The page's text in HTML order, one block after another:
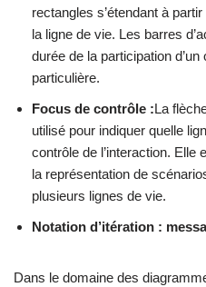
rectangles s’étendant à
la ligne de vie. Les barres
durée de la participation
particulière.
Focus de contrôle :La
utilisé pour indiquer quelle
contrôle de l’interaction. Elle
la représentation de
plusieurs lignes de vie.
Notation d’itération :
Dans le domaine des